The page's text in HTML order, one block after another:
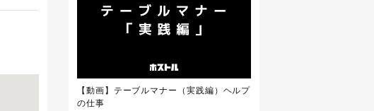
【動画】テーブルマナー（実践編）ヘルプ
の仕事